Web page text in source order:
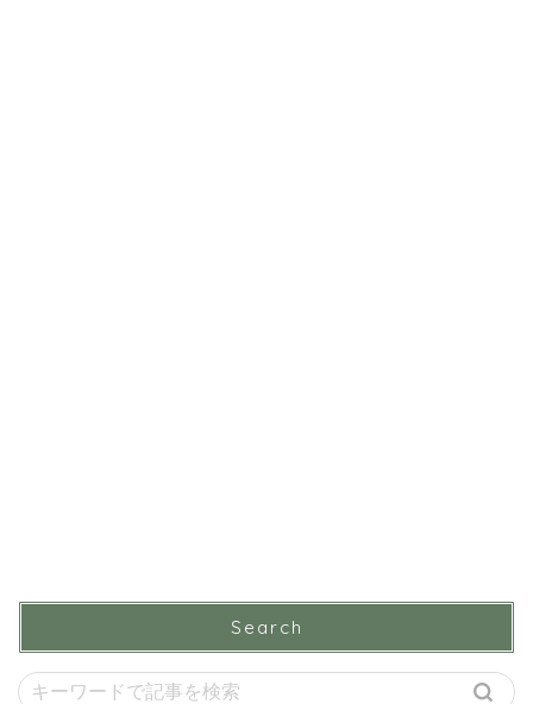
Search